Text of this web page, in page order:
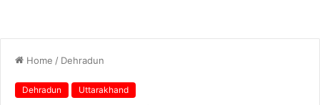
Home / Dehradun
Dehradun Uttarakhand